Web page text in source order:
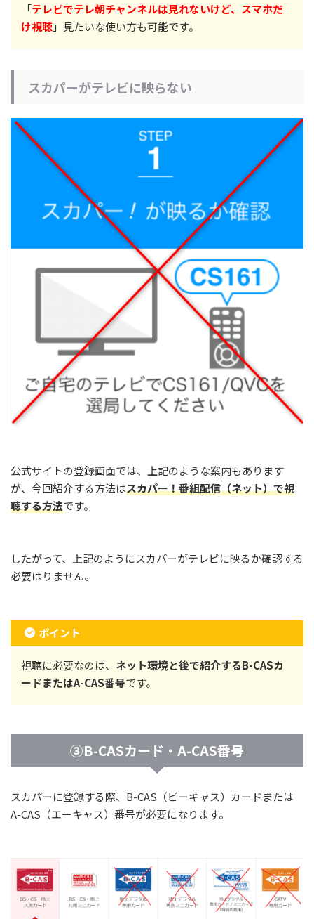
「テレビでテレ朝チャンネルは見れないけど、スマホだ
け視聴」見たいな使い方も可能です。
スカパーがテレビに映らない
公式サイトの登録画面では、上記のような案内もあります
が、今回紹介する方法はスカパー！番組配信（ネット）で視
聴する方法です。
したがって、上記のようにスカパーがテレビに映るか確認する
必要はりません。
ポイント
視聴に必要なのは、 ネット環境と後で紹介するB-CASカ
ードまたはA-CAS番号です。
③B-CASカード・A-CAS番号
スカパーに登録する際、B-CAS（ビーキャス）カードまたは
A-CAS（エーキャス）番号が必要になります。